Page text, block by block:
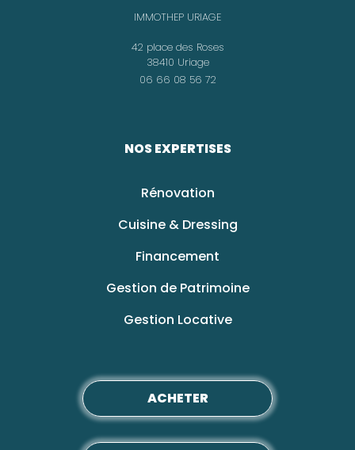
IMMOTHEP URIAGE
42 place des Roses
38410 Uriage
06 66 08 56 72
NOS EXPERTISES
Rénovation
Cuisine & Dressing
Financement
Gestion de Patrimoine
Gestion Locative
ACHETER